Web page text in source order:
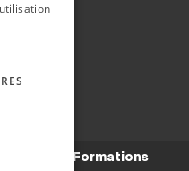
Formations